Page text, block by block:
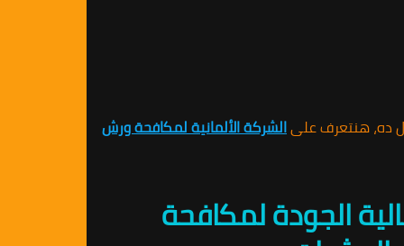
ده، هنتعرف علىالشركة الألمانية لمكافحة ورش
الجودة لمكافحة